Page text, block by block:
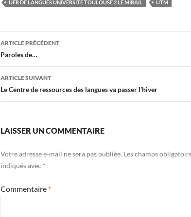
UFR DE LANGUES UNIVERSITÉ TOULOUSE 2 LE MIRAIL
UTM
Navigation
des
articles
ARTICLE PRÉCÉDENT
Paroles de…
ARTICLE SUIVANT
Le Centre de ressources des langues va passer l’hiver
LAISSER UN COMMENTAIRE
Votre adresse e-mail ne sera pas publiée. Les champs
indiqués avec *
Commentaire *